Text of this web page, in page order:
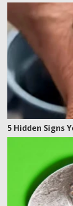
5 Hidden Signs